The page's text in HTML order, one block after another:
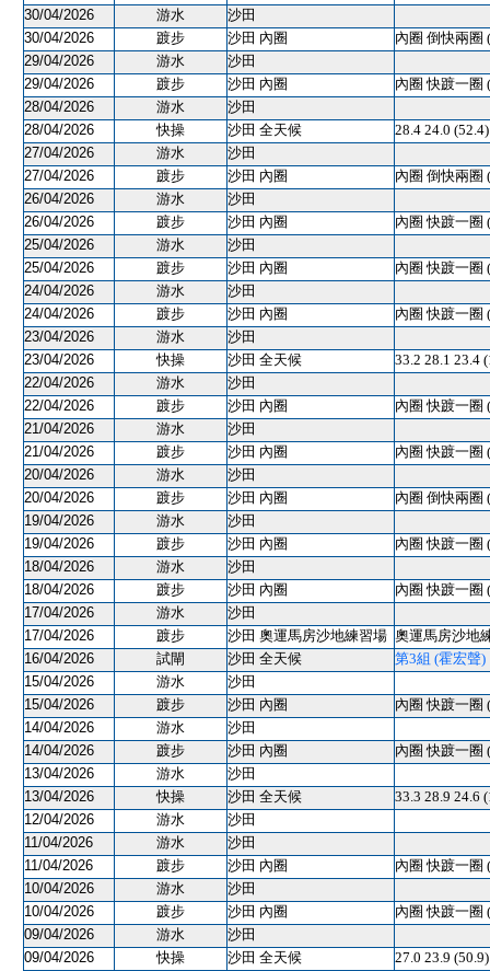
30/04/2026 游水
沙田
30/04/2026
踱步 沙田 內圈
內圈 倒快兩圈
29/04/2026
游水
沙田
29/04/2026
踱步 沙田 內圈
內圈 快踱一圈
28/04/2026
游水
沙田
28/04/2026
快操 沙田 全天候
28.4 24.0
27/04/2026
游水
沙田
27/04/2026
踱步 沙田 內圈
內圈 倒快兩圈
26/04/2026
游水
沙田
26/04/2026
踱步 沙田 內圈
內圈 快踱一圈
25/04/2026
游水
沙田
25/04/2026
踱步 沙田 內圈
內圈 快踱一圈
24/04/2026
游水
沙田
24/04/2026
踱步 沙田 內圈
內圈 快踱一圈
23/04/2026
游水
沙田
23/04/2026
快操 沙田 全天候
33.2 28.1 23.4
22/04/2026
游水
沙田
22/04/2026
踱步 沙田 內圈
內圈 快踱一圈
21/04/2026
游水
沙田
21/04/2026
踱步 沙田 內圈
內圈 快踱一圈
20/04/2026
游水
沙田
20/04/2026
踱步 沙田 內圈
內圈 倒快兩圈
19/04/2026
游水
沙田
19/04/2026
踱步 沙田 內圈
內圈 快踱一圈
18/04/2026
游水
沙田
18/04/2026
踱步 沙田 內圈
內圈 快踱一圈
17/04/2026
游水
沙田
17/04/2026
踱步 沙田 奧運馬房沙地練習場 奧運馬房沙地
16/04/2026
試閘 沙田 全天候
第3組 (霍宏聲)
15/04/2026
游水
沙田
15/04/2026
踱步 沙田 內圈
內圈 快踱一圈
14/04/2026
游水
沙田
14/04/2026
踱步 沙田 內圈
內圈 快踱一圈
13/04/2026
游水
沙田
13/04/2026
快操 沙田 全天候
33.3 28.9 24.6
12/04/2026
游水
沙田
11/04/2026
游水
沙田
11/04/2026
踱步 沙田 內圈
內圈 快踱一圈
10/04/2026
游水
沙田
10/04/2026
踱步 沙田 內圈
內圈 快踱一圈
09/04/2026
游水
沙田
09/04/2026
快操 沙田 全天候
27.0 23.9